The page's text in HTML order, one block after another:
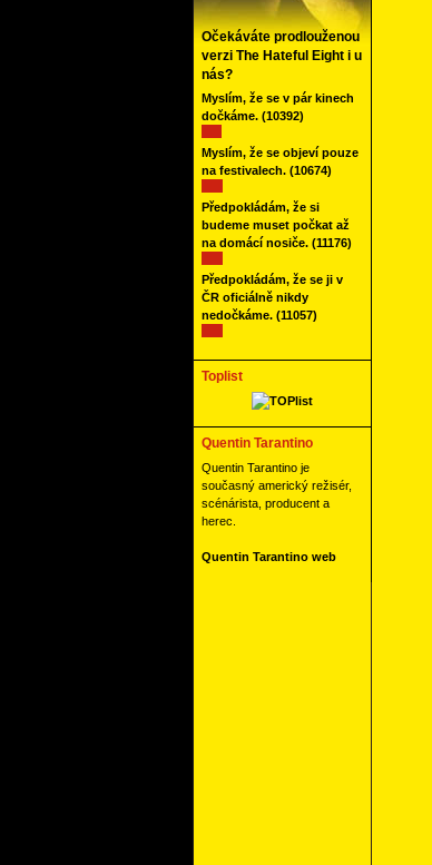
Očekáváte prodlouženou
verzi The Hateful Eight i u
nás?
Myslím, že se v pár kinech
dočkáme.(10392)
Myslím, že se objeví pouze
na festivalech.(10674)
Předpokládám, že si
budeme muset počkat až
na domácí nosiče.(11176)
Předpokládám, že se ji v
ČR oficiálně nikdy
nedočkáme.(11057)
Toplist
Quentin Tarantino
Quentin Tarantino je
současný americký režisér,
scénárista, producent a
herec.
Quentin Tarantino web